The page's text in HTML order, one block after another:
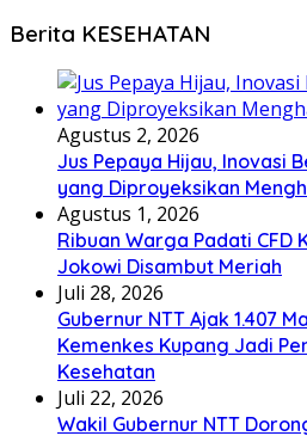
Berita KESEHATAN
Agustus 2, 2026
Jus Pepaya Hijau, Inovasi
yang Diproyeksikan
Agustus 1, 2026
Ribuan Warga Padati CFD
Jokowi Disambut Meriah
Juli 28, 2026
Gubernur NTT Ajak 1.407
Kemenkes Kupang Jadi
Kesehatan
Juli 22, 2026
Wakil Gubernur NTT